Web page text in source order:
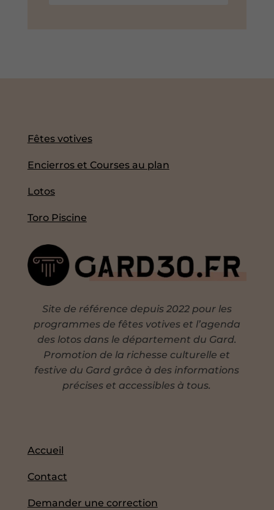
Fêtes votives
Encierros et Courses au plan
Lotos
Toro Piscine
Site de référence depuis 2022 pour les
programmes de fêtes votives et l’agenda
des lotos dans le département du Gard.
Promotion de la richesse culturelle et
festive du Gard grâce à des informations
précises et accessibles à tous.
Accueil
Contact
Demander une correction